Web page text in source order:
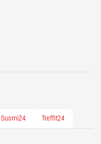
Suomi24 Treffit24